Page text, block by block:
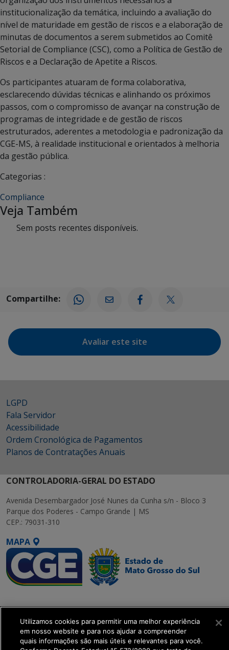
institucionalização da temática, incluindo a avaliação do
nível de maturidade em gestão de riscos e a elaboração de
minutas de documentos a serem submetidos ao Comitê
Setorial de Compliance (CSC), como a Política de Gestão de
Riscos e a Declaração de Apetite a Riscos.
Os participantes atuaram de forma colaborativa,
esclarecendo dúvidas técnicas e alinhando os próximos
passos, com o compromisso de avançar na construção de
programas de integridade e de gestão de riscos
estruturados, aderentes a metodologia e padronização da
CGE-MS, à realidade institucional e orientados à melhoria
da gestão pública.
Categorias :
Compliance
Veja Também
Sem posts recentes disponíveis.
Compartilhe:
Avaliar este site
LGPD
Fala Servidor
Acessibilidade
Ordem Cronológica de Pagamentos
Planos de Contratações Anuais
CONTROLADORIA-GERAL DO ESTADO
Avenida Desembargador José Nunes da Cunha s/n - Bloco 3
Parque dos Poderes - Campo Grande | MS
CEP.: 79031-310
MAPA
Executiva de
Transformação Digital
Utilizamos cookies para permitir uma melhor experiência
em nosso website e para nos ajudar a compreender
quais informações são mais úteis e relevantes para você.